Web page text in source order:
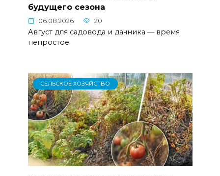
будущего сезона
06.08.2026 20
Август для садовода и дачника — время
непростое.
СЕЛЬСКОЕ ХОЗЯЙСТВО